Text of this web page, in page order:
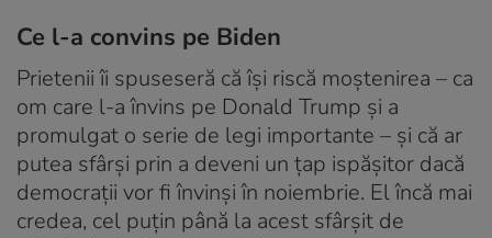
Ce l-a convins pe Biden
Prietenii îi spuseseră că îşi riscă moştenirea – ca
om care l-a învins pe Donald Trump şi a
promulgat o serie de legi importante – şi că ar
putea sfârşi prin a deveni un ţap ispăşitor dacă
democraţii vor fi învinşi în noiembrie. El încă mai
credea, cel puţin până la acest sfârşit de